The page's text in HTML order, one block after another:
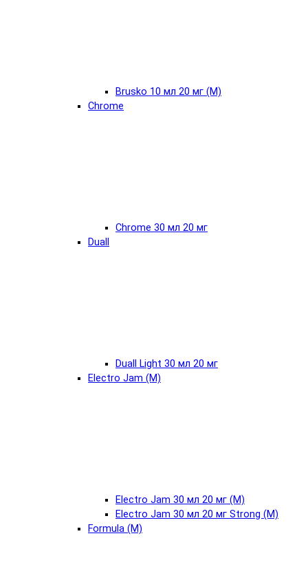
Brusko 10 мл 20 мг (М)
Chrome
Chrome 30 мл 20 мг
Duall
Duall Light 30 мл 20 мг
Electro Jam (М)
Electro Jam 30 мл 20 мг (М)
Electro Jam 30 мл 20 мг Strong (М)
Formula (М)